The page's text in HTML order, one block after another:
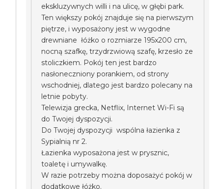
ekskluzywnych willi i na ulicę, w głębi park.
Ten większy pokój znajduje się na pierwszym
piętrze, i wyposażony jest w wygodne
drewniane łóżko o rozmiarze 195x200 cm,
nocną szafkę, trzydrzwiową szafę, krzesło ze
stoliczkiem. Pokój ten jest bardzo
nasłoneczniony porankiem, od strony
wschodniej, dlatego jest bardzo polecany na
letnie pobyty.
Telewizja grecka, Netflix, Internet Wi-Fi są
do Twojej dyspozycji.
Do Twojej dyspozycji wspólna łazienka z
Sypialnią nr 2.
Łazienka wyposażona jest w prysznic,
toaletę i umywalkę.
W razie potrzeby można doposażyć pokój w
dodatkowe łóżko.